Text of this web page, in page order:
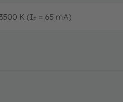
K (IF = 65 mA)